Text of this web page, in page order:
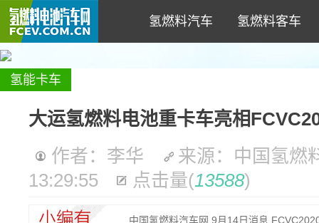
氢燃料汽车 氢燃料客车
氢能卡车
大运氢燃料电池重卡车亮相
作者：李华
来源：中国氢燃
13:29:55
点击量(13588)
中国氢燃料汽车网 9月14日消息